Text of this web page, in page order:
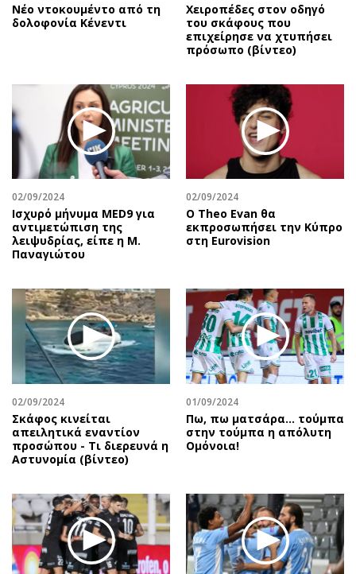
Nέο ντοκουμέντο από τη
δολοφονία Κένεντι
Χειροπέδες στον οδηγό
του σκάφους που
επιχείρησε να χτυπήσει
πρόσωπο (βίντεο)
02/09/2024
Ισχυρό μήνυμα MED9 για
αντιμετώπιση της
λειψυδρίας, είπε η Μ.
Παναγιώτου
02/09/2024
Ο Theo Evan θα
εκπροσωπήσει την Κύπρο
στη Eurovision
02/09/2024
Σκάφος κινείται
απειλητικά εναντίον
προσώπου - Τι διερευνά η
Αστυνομία (βίντεο)
01/09/2024
Πω, πω ματσάρα... τούμπα
στην τούμπα η απόλυτη
Ομόνοια!